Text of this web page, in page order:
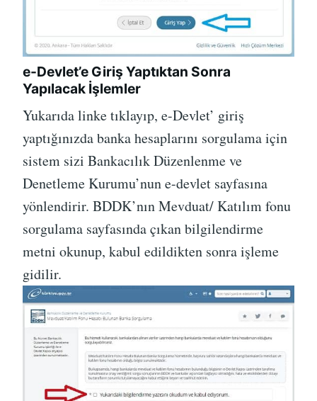
e-Devlet’e Giriş Yaptıktan Sonra
Yapılacak İşlemler
Yukarıda linke tıklayıp, e-Devlet’ giriş
yaptığınızda banka hesaplarını sorgulama için
sistem sizi Bankacılık Düzenlenme ve
Denetleme Kurumu’nun e-devlet sayfasına
yönlendirir. BDDK’nın Mevduat/ Katılım fonu
sorgulama sayfasında çıkan bilgilendirme
metni okunup, kabul edildikten sonra işleme
gidilir.